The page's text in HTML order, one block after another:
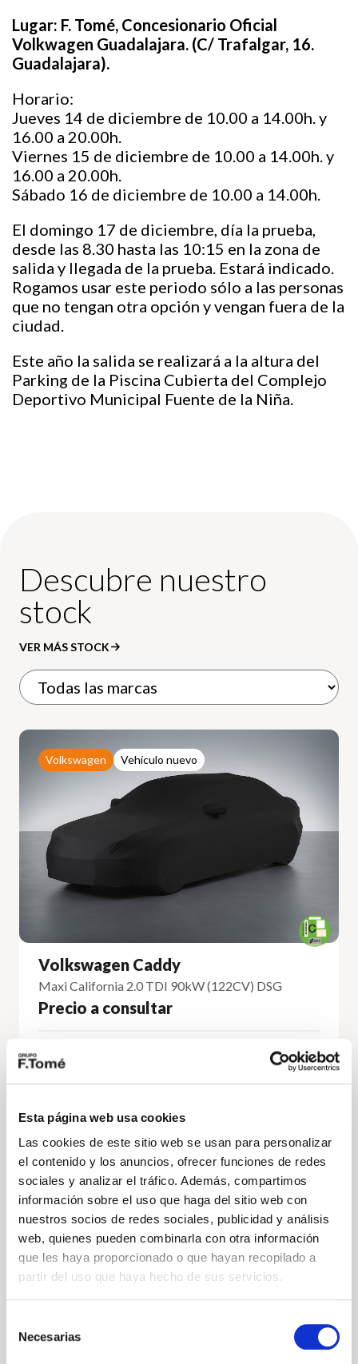
Esta página web usa cookies
Las cookies de este sitio web se usan para personalizar
el contenido y los anuncios, ofrecer funciones de redes
sociales y analizar el tráfico. Además, compartimos
información sobre el uso que haga del sitio web con
nuestros socios de redes sociales, publicidad y análisis
web, quienes pueden combinarla con otra información
que les haya proporcionado o que hayan recopilado a
partir del uso que haya hecho de sus servicios.
Necesarias
Lugar: F. Tomé, Concesionario Oficial
Volkwagen Guadalajara. (C/ Trafalgar, 16.
Guadalajara).
Horario:
Jueves 14 de diciembre de 10.00 a 14.00h. y
16.00 a 20.00h.
Viernes 15 de diciembre de 10.00 a 14.00h. y
16.00 a 20.00h.
Sábado 16 de diciembre de 10.00 a 14.00h.
El domingo 17 de diciembre, día la prueba,
desde las 8.30 hasta las 10:15 en la zona de
salida y llegada de la prueba. Estará indicado.
Rogamos usar este periodo sólo a las personas
que no tengan otra opción y vengan fuera de la
ciudad.
Este año la salida se realizará a la altura del
Parking de la Piscina Cubierta del Complejo
Deportivo Municipal Fuente de la Niña.
Descubre nuestro
stock
VER MÁS STOCK
Volkswagen Vehículo nuevo
Volkswagen Caddy
Maxi California 2.0 TDI 90kW (122CV) DSG
Precio a consultar
Diésel
DESCÚBRELO
Volkswagen Vehículo nuevo